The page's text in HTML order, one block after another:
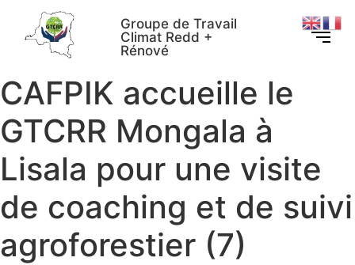
Groupe de Travail
Climat Redd +
Rénové
CAFPIK accueille le
GTCRR Mongala à
Lisala pour une visite
de coaching et de suivi
agroforestier (7)